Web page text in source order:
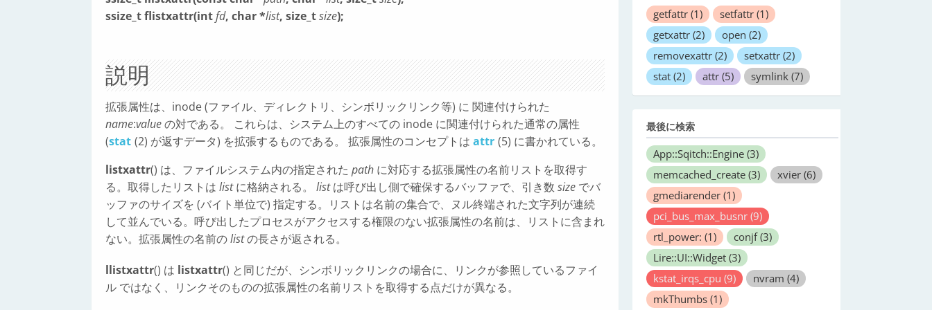
ssize_t flistxattr(intfd, char *list, size_tsize);
説明
拡張属性は、inode (ファイル、ディレクトリ、シンボリックリンク等) に 関連付けられた
name:valueの対である。 これらは、システム上のすべての inode に関連付けられた通常の属性
(stat (2) が返すデータ) を拡張するものである。 拡張属性のコンセプトは attr (5) に書かれている。
listxattr() は、ファイルシステム内の指定された path に対応する拡張属性の名前リストを取得す
る。取得したリストは listに格納される。 listは呼び出し側で確保するバッファで、引き数 size でバ
ッファのサイズを (バイト単位で) 指定する。リストは名前の集合で、ヌル終端された文字列が連続
して並んでいる。呼び出したプロセスがアクセスする権限のない拡張属性の名前は、リストに含まれ
ない。拡張属性の名前のlistの長さが返される。
llistxattr() は listxattr() と同じだが、シンボリックリンクの場合に、リンクが参照しているファイ
ル ではなく、リンクそのものの拡張属性の名前リストを取得する点だけが異なる。
getfattr (1) setfattr (1)
getxattr (2) open (2)
removexattr (2) setxattr (2)
stat (2) attr (5) symlink (7)
最後に検索
App::Sqitch::Engine (3)
memcached_create (3) xvier (6)
gmediarender (1)
pci_bus_max_busnr (9)
rtl_power: (1) conjf(3)
Lire::UI::Widget (3)
kstat_irqs_cpu (9) nvram (4)
mkThumbs (1)